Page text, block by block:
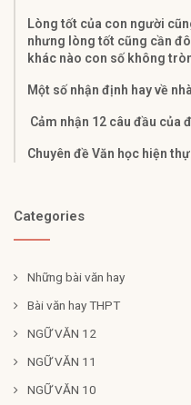
Lòng tốt của con người
nhưng lòng tốt cũng cần
khác nào con số không
Một số nhận định hay về
Cảm nhận 12 câu đầu của
Chuyên đề Văn học hiện
Categories
Những bài văn hay
Bài văn hay THPT
NGỮ VĂN 12
NGỮ VĂN 11
NGỮ VĂN 10